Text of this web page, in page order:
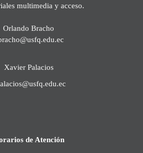
multimedia y acceso.
Orlando Bracho
Xavier Palacios
de Atención